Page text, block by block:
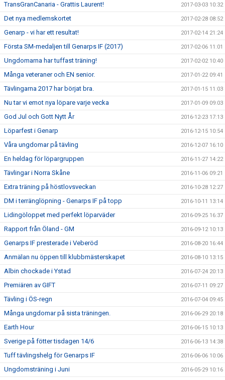
TransGranCanaria - Grattis Laurent! 2017-03-03 10:32
Det nya medlemskortet 2017-02-28 08:52
Genarp - vi har ett resultat! 2017-02-14 21:24
Första SM-medaljen till Genarps IF (2017) 2017-02-06 11:01
Ungdomarna har tuffast träning! 2017-02-02 10:40
Många veteraner och EN senior. 2017-01-22 09:41
Tävlingarna 2017 har börjat bra. 2017-01-15 11:03
Nu tar vi emot nya löpare varje vecka 2017-01-09 09:03
God Jul och Gott Nytt År 2016-12-23 17:13
Löparfest i Genarp 2016-12-15 10:54
Våra ungdomar på tävling 2016-12-07 16:10
En heldag för löpargruppen 2016-11-27 14:22
Tävlingar i Norra Skåne 2016-11-06 09:21
Extra träning på höstlovsveckan 2016-10-28 12:27
DM i terränglöpning - Genarps IF på topp 2016-10-11 13:14
Lidingöloppet med perfekt löparväder 2016-09-25 16:37
Rapport från Öland - GM 2016-09-12 10:13
Genarps IF presterade i Veberöd 2016-08-20 16:44
Anmälan nu öppen till klubbmästerskapet 2016-08-10 13:15
Albin chockade i Ystad 2016-07-24 20:13
Premiären av GIFT 2016-07-11 09:27
Tävling i ÖS-regn 2016-07-04 09:45
Många ungdomar på sista träningen. 2016-06-29 20:18
Earth Hour 2016-06-15 10:13
Sverige på fötter tisdagen 14/6 2016-06-13 14:38
Tuff tävlingshelg för Genarps IF 2016-06-06 10:06
Ungdomsträning i Juni 2016-05-29 10:16